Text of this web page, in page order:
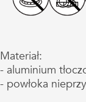
Materiał:
- aluminium
- powłoka